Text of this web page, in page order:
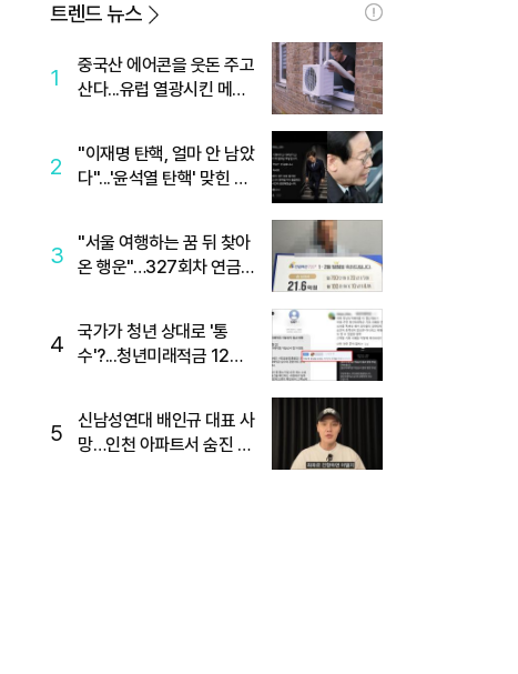
트렌드 뉴스
1
중국산 에어콘을 웃돈 주고
산다...유럽 열광시킨 메이
2
"이재명 탄핵, 얼마 안 남았
다"...'윤석열 탄핵' 맞힌 무
3
"서울 여행하는 꿈 뒤 찾아
온 행운"…327회차 연금
4
국가가 청년 상대로 '통
수'?...청년미래적금 12%
5
신남성연대 배인규 대표 사
망…인천 아파트서 숨진 채